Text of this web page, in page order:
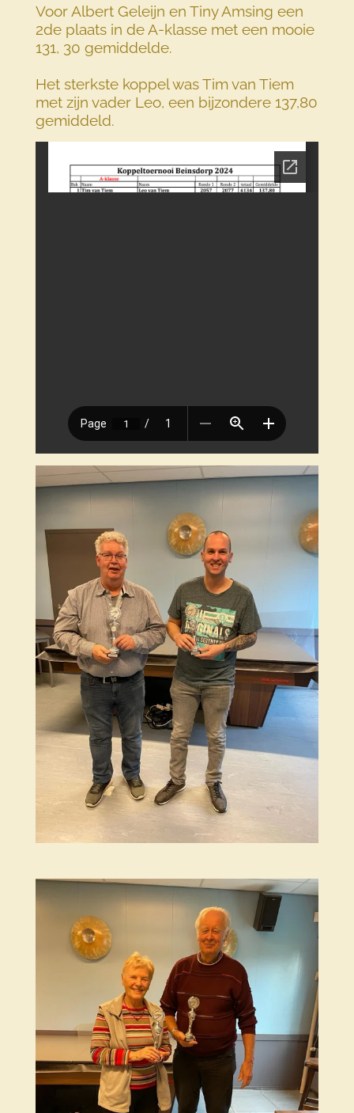
Voor Albert Geleijn en Tiny Amsing een
2de plaats in de A-klasse met een mooie
131, 30 gemiddelde.
Het sterkste koppel was Tim van Tiem
met zijn vader Leo, een bijzondere 137,80
gemiddeld.